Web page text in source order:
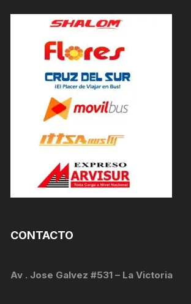
CONTACTO
Av . Jose Galvez #531 – La Victoria